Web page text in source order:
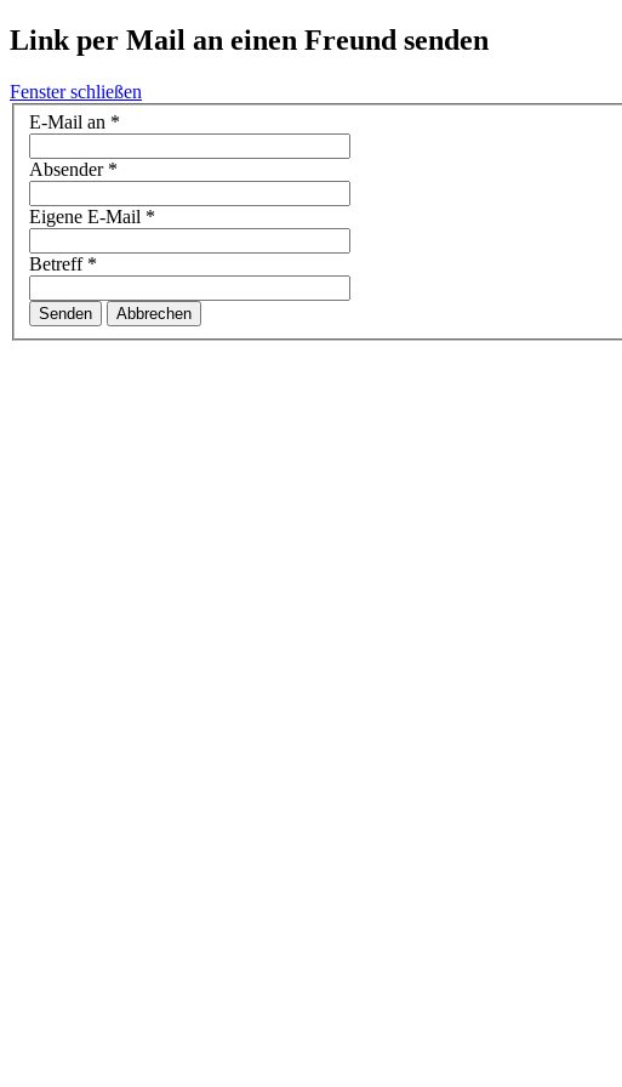
Link per Mail an einen Freund senden
Fenster schließen
E-Mail an *
Absender*
Eigene E-Mail *
Betreff*
Senden Abbrechen